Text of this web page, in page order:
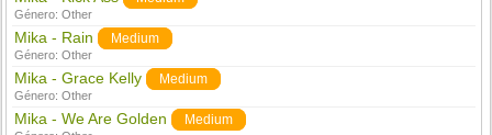
Género:Other
Mika - Rain Medium
Género:Other
Mika - Grace Kelly Medium
Género:Other
Mika - We Are Golden Medium